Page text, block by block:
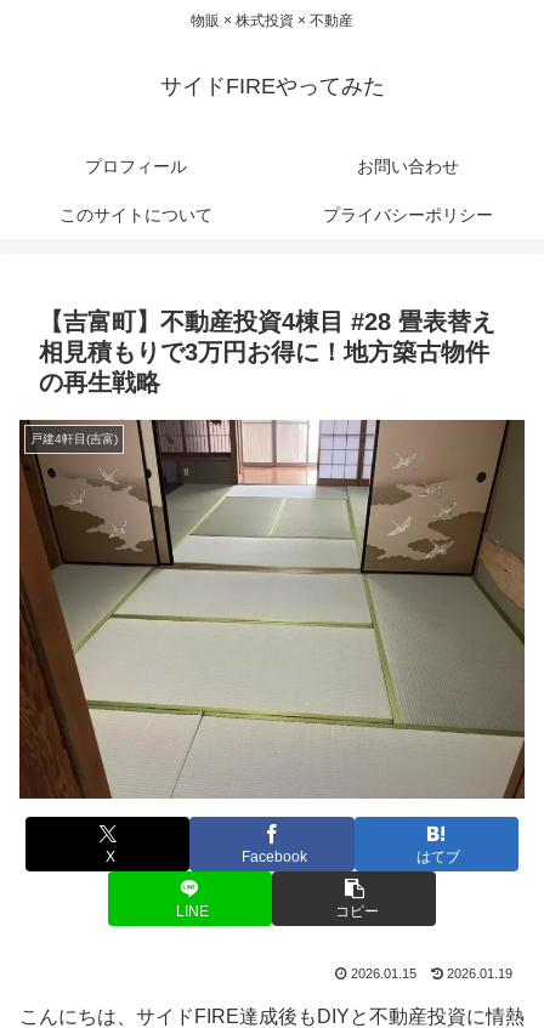
物販 × 株式投資 × 不動産
サイドFIREやってみた
プロフィール お問い合わせ
このサイトについて プライバシーポリシー
【吉富町】不動産投資4棟目 #28 畳表替え
相見積もりで3万円お得に！地方築古物件
の再生戦略
戸建4軒目(吉富)
X Facebook はてブ
LINE コピー
2026.01.15 2026.01.19
こんにちは、サイドFIRE達成後もDIYと不動産投資に情熱